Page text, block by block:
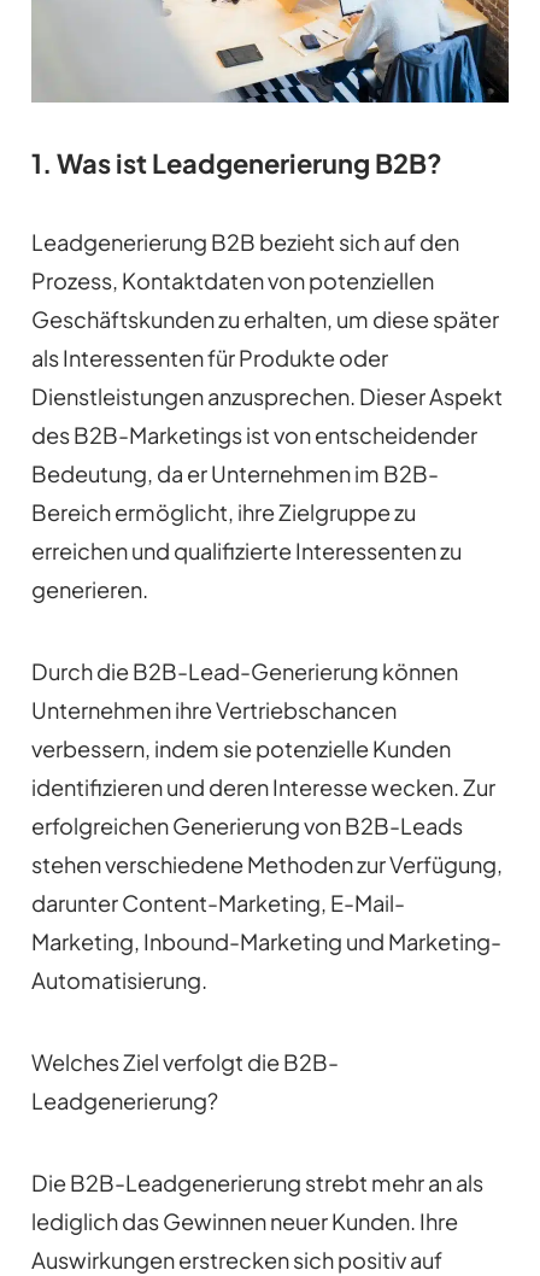
1. Was ist Leadgenerierung B2B?
Leadgenerierung B2B bezieht sich auf den
Prozess, Kontaktdaten von potenziellen
Geschäftskunden zu erhalten, um diese später
als Interessenten für Produkte oder
Dienstleistungen anzusprechen. Dieser Aspekt
des B2B-Marketings ist von entscheidender
Bedeutung, da er Unternehmen im B2B-
Bereich ermöglicht, ihre Zielgruppe zu
erreichen und qualifizierte Interessenten zu
generieren.
Durch die B2B-Lead-Generierung können
Unternehmen ihre Vertriebschancen
verbessern, indem sie potenzielle Kunden
identifizieren und deren Interesse wecken. Zur
erfolgreichen Generierung von B2B-Leads
stehen verschiedene Methoden zur Verfügung,
darunter Content-Marketing, E-Mail-
Marketing, Inbound-Marketing und Marketing-
Automatisierung.
Welches Ziel verfolgt die B2B-
Leadgenerierung?
Die B2B-Leadgenerierung strebt mehr an als
lediglich das Gewinnen neuer Kunden. Ihre
Auswirkungen erstrecken sich positiv auf